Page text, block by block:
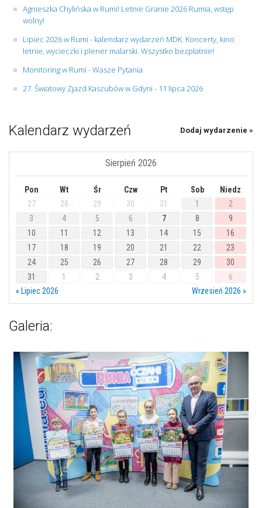
Agnieszka Chylińska w Rumi! Letnie Granie 2026 Rumia, wstęp
wolny!
Lipiec 2026 w Rumi - kalendarz wydarzeń MDK. Koncerty, kino
letnie, wycieczki i plener malarski. Wszystko bezpłatnie!
Monitoring w Rumi - Wasze Pytania
27. Światowy Zjazd Kaszubów w Gdyni - 11 lipca 2026
Kalendarz wydarzeń Dodaj wydarzenie »
Sierpień 2026
Pon Wt Śr Czw Pt Sob
Niedz
27
28 29 30 31 1
2
3
4 5 6 7 8
9
10
11 12 13 14 15
16
17
18 19 20 21 22
23
24
25 26 27 28 29
30
31
1 2 3 4 5
6
« Lipiec 2026
Wrzesień 2026 »
Galeria: